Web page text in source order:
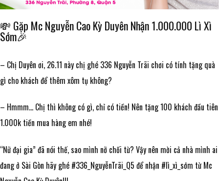
ALENEZ
💸 Gặp Mc Nguyễn Cao Kỳ Duyên Nhận 1.000.000 Lì Xì
Sớm🎉
– Chị Duyên ơi, 26.11 này chị ghé 336 Nguyễn Trãi chơi có tính tặng quà
gì cho khách để thêm xôm tụ không?
– Hmmm… Chị thì không có gì, chỉ có tiền! Nên tặng 100 khách đầu tiên
1.000k tiền mua hàng em nhé!
“Nữ đại gia” đã nói thế, sao mình nỡ chối từ? Vậy nên mời cả nhà mình ai
đang ở Sài Gòn hãy ghé #336_NguyễnTrãi_Q5 để nhận #lì_xì_sớm từ Mc